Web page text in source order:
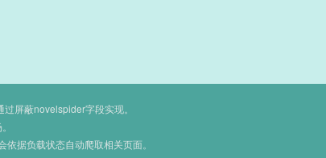
屏蔽novelspider字段实现。
据负载状态自动爬取相关页面。